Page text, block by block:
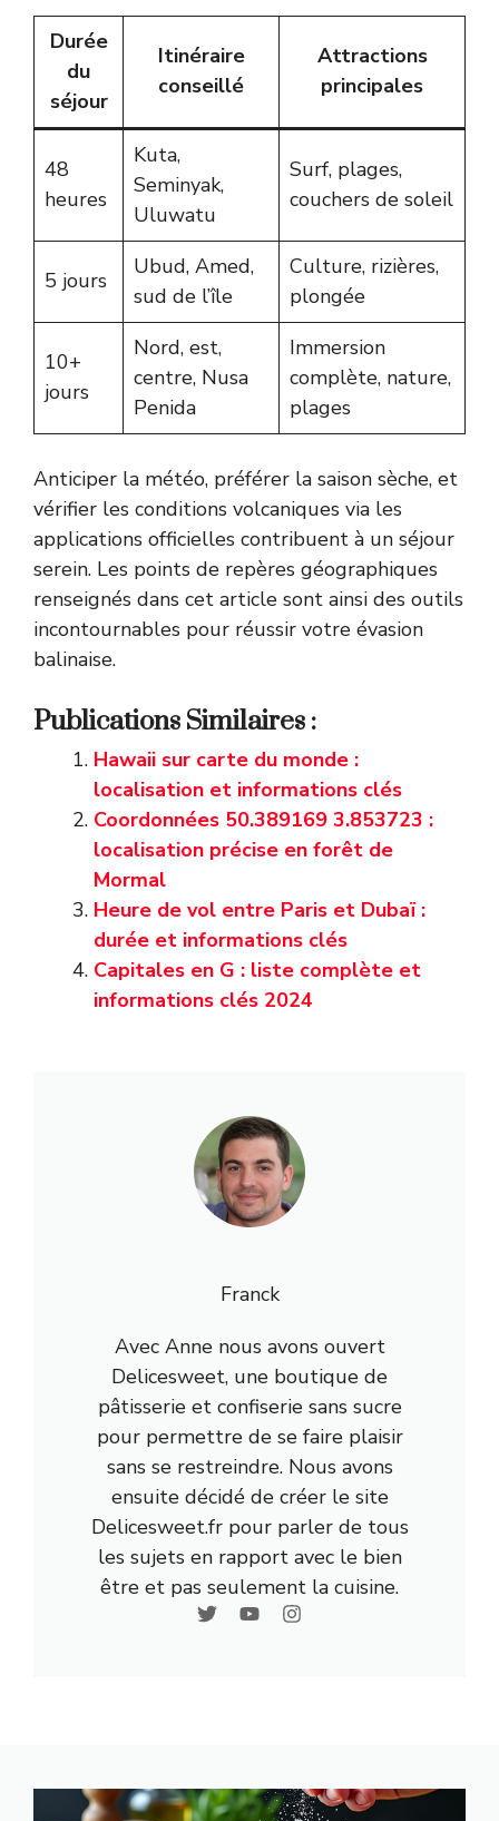
Durée
du
séjour
Itinéraire
conseillé
Attractions
principales
48
heures
Kuta,
Seminyak,
Uluwatu
Surf, plages,
couchers de soleil
5 jours
Ubud, Amed,
sud de l’île
Culture, rizières,
plongée
10+
jours
Nord, est,
centre, Nusa
Penida
Immersion
complète, nature,
plages
Anticiper la météo, préférer la saison sèche, et
vérifier les conditions volcaniques via les
applications officielles contribuent à un séjour
serein. Les points de repères géographiques
renseignés dans cet article sont ainsi des outils
incontournables pour réussir votre évasion
balinaise.
Publications Similaires :
Hawaii sur carte du monde :
localisation et informations clés
Coordonnées 50.389169 3.853723 :
localisation précise en forêt de
Mormal
Heure de vol entre Paris et Dubaï :
durée et informations clés
Capitales en G : liste complète et
informations clés 2024
Franck
Avec Anne nous avons ouvert
Delicesweet, une boutique de
pâtisserie et confiserie sans sucre
pour permettre de se faire plaisir
sans se restreindre. Nous avons
ensuite décidé de créer le site
Delicesweet.fr pour parler de tous
les sujets en rapport avec le bien
être et pas seulement la cuisine.